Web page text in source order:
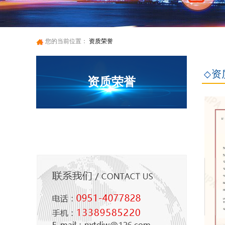
您的当前位置： 资质荣誉
资质荣誉
资